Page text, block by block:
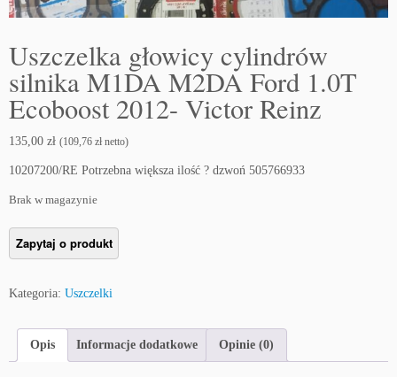
Uszczelka głowicy cylindrów
silnika M1DA M2DA Ford 1.0T
Ecoboost 2012- Victor Reinz
135,00 zł (109,76 zł netto)
10207200/RE Potrzebna większa ilość ? dzwoń 505766933
Brak w magazynie
Kategoria: Uszczelki
Opis Informacje dodatkowe Opinie (0)